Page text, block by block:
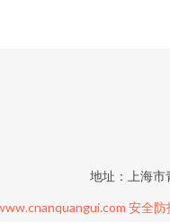
地址：上海市
安全防